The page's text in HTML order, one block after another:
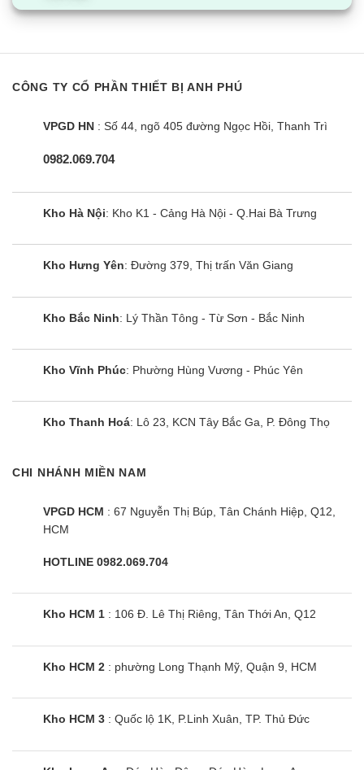
CÔNG TY CỔ PHẦN THIẾT BỊ ANH PHÚ
VPGD HN : Số 44, ngõ 405 đường Ngọc Hồi, Thanh Trì
0982.069.704
Kho Hà Nội: Kho K1 - Cảng Hà Nội - Q.Hai Bà Trưng
Kho Hưng Yên: Đường 379, Thị trấn Văn Giang
Kho Bắc Ninh: Lý Thần Tông - Từ Sơn - Bắc Ninh
Kho Vĩnh Phúc: Phường Hùng Vương - Phúc Yên
Kho Thanh Hoá: Lô 23, KCN Tây Bắc Ga, P. Đông Thọ
CHI NHÁNH MIỀN NAM
VPGD HCM : 67 Nguyễn Thị Búp, Tân Chánh Hiệp, Q12,
HCM
HOTLINE 0982.069.704
Kho HCM 1 : 106 Đ. Lê Thị Riêng, Tân Thới An, Q12
Kho HCM 2 : phường Long Thạnh Mỹ, Quận 9, HCM
Kho HCM 3 : Quốc lộ 1K, P.Linh Xuân, TP. Thủ Đức